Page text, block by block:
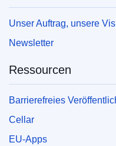
Unser Auftrag, unsere
Newsletter
Ressourcen
Barrierefreies
Cellar
EU-Apps